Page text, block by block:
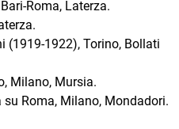
Roma, Laterza.
(1919-1922), Torino, Bollati
Milano, Mursia.
Roma, Milano, Mondadori.